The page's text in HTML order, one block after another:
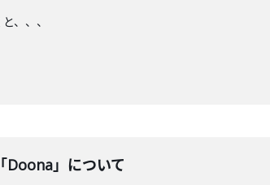
、、、
」について